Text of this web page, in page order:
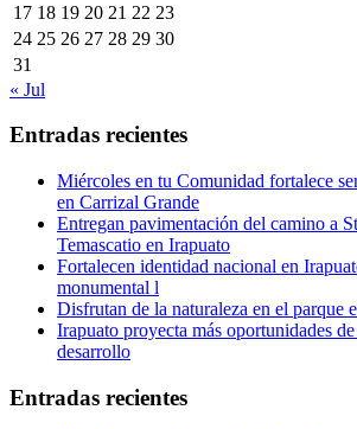
17 18 19 20 21 22 23
24 25 26 27 28 29 30
31
« Jul
Entradas recientes
Miércoles en tu Comunidad fortalece
en Carrizal Grande
Entregan pavimentación del camino a
Temascatio en Irapuato
Fortalecen identidad nacional en
monumental l
Disfrutan de la naturaleza en el parque
Irapuato proyecta más oportunidades
desarrollo
Entradas recientes